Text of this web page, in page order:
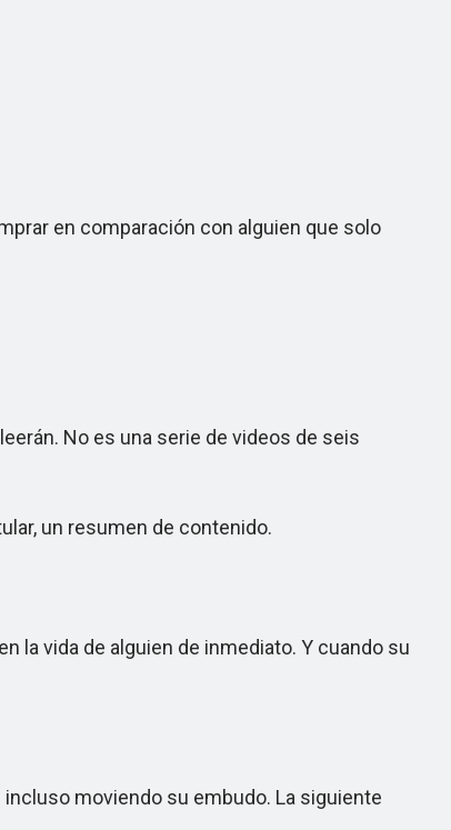
en comparación con alguien que solo
No es una serie de videos de seis
un resumen de contenido.
la vida de alguien de inmediato. Y cuando su
moviendo su embudo. La siguiente